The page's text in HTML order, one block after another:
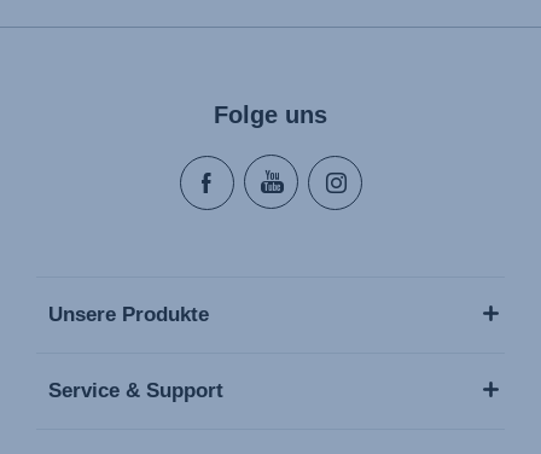
Folge uns
Unsere Produkte
Service & Support